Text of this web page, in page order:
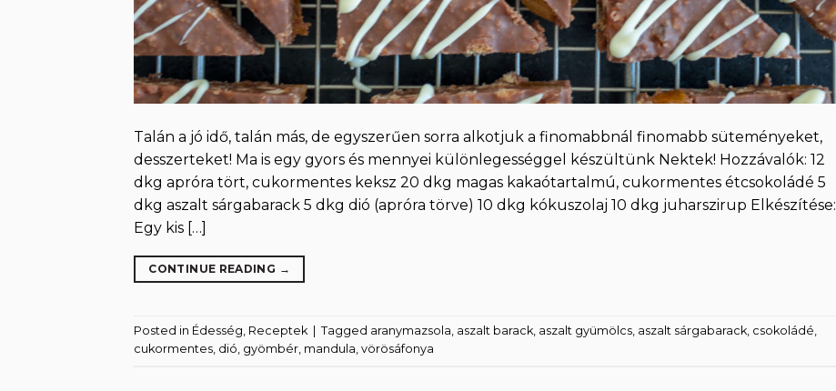
Talán a jó idő, talán más, de egyszerűen sorra alkotjuk a finomabbnál finomabb süteményeket,
desszerteket! Ma is egy gyors és mennyei különlegességgel készültünk Nektek! Hozzávalók: 12
dkg apróra tört, cukormentes keksz 20 dkg magas kakaótartalmú, cukormentes étcsokoládé 5
dkg aszalt sárgabarack 5 dkg dió (apróra törve) 10 dkg kókuszolaj 10 dkg juharszirup Elkészítése:
Egy kis […]
CONTINUE READING →
Posted in Édesség, Receptek Tagged aranymazsola, aszalt barack, aszalt gyümölcs, aszalt sárgabarack, csokoládé,
cukormentes, dió, gyömbér, mandula, vörösáfonya